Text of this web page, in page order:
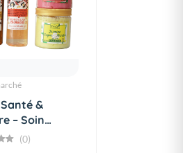
&
– Soin
et Gom...
(0)